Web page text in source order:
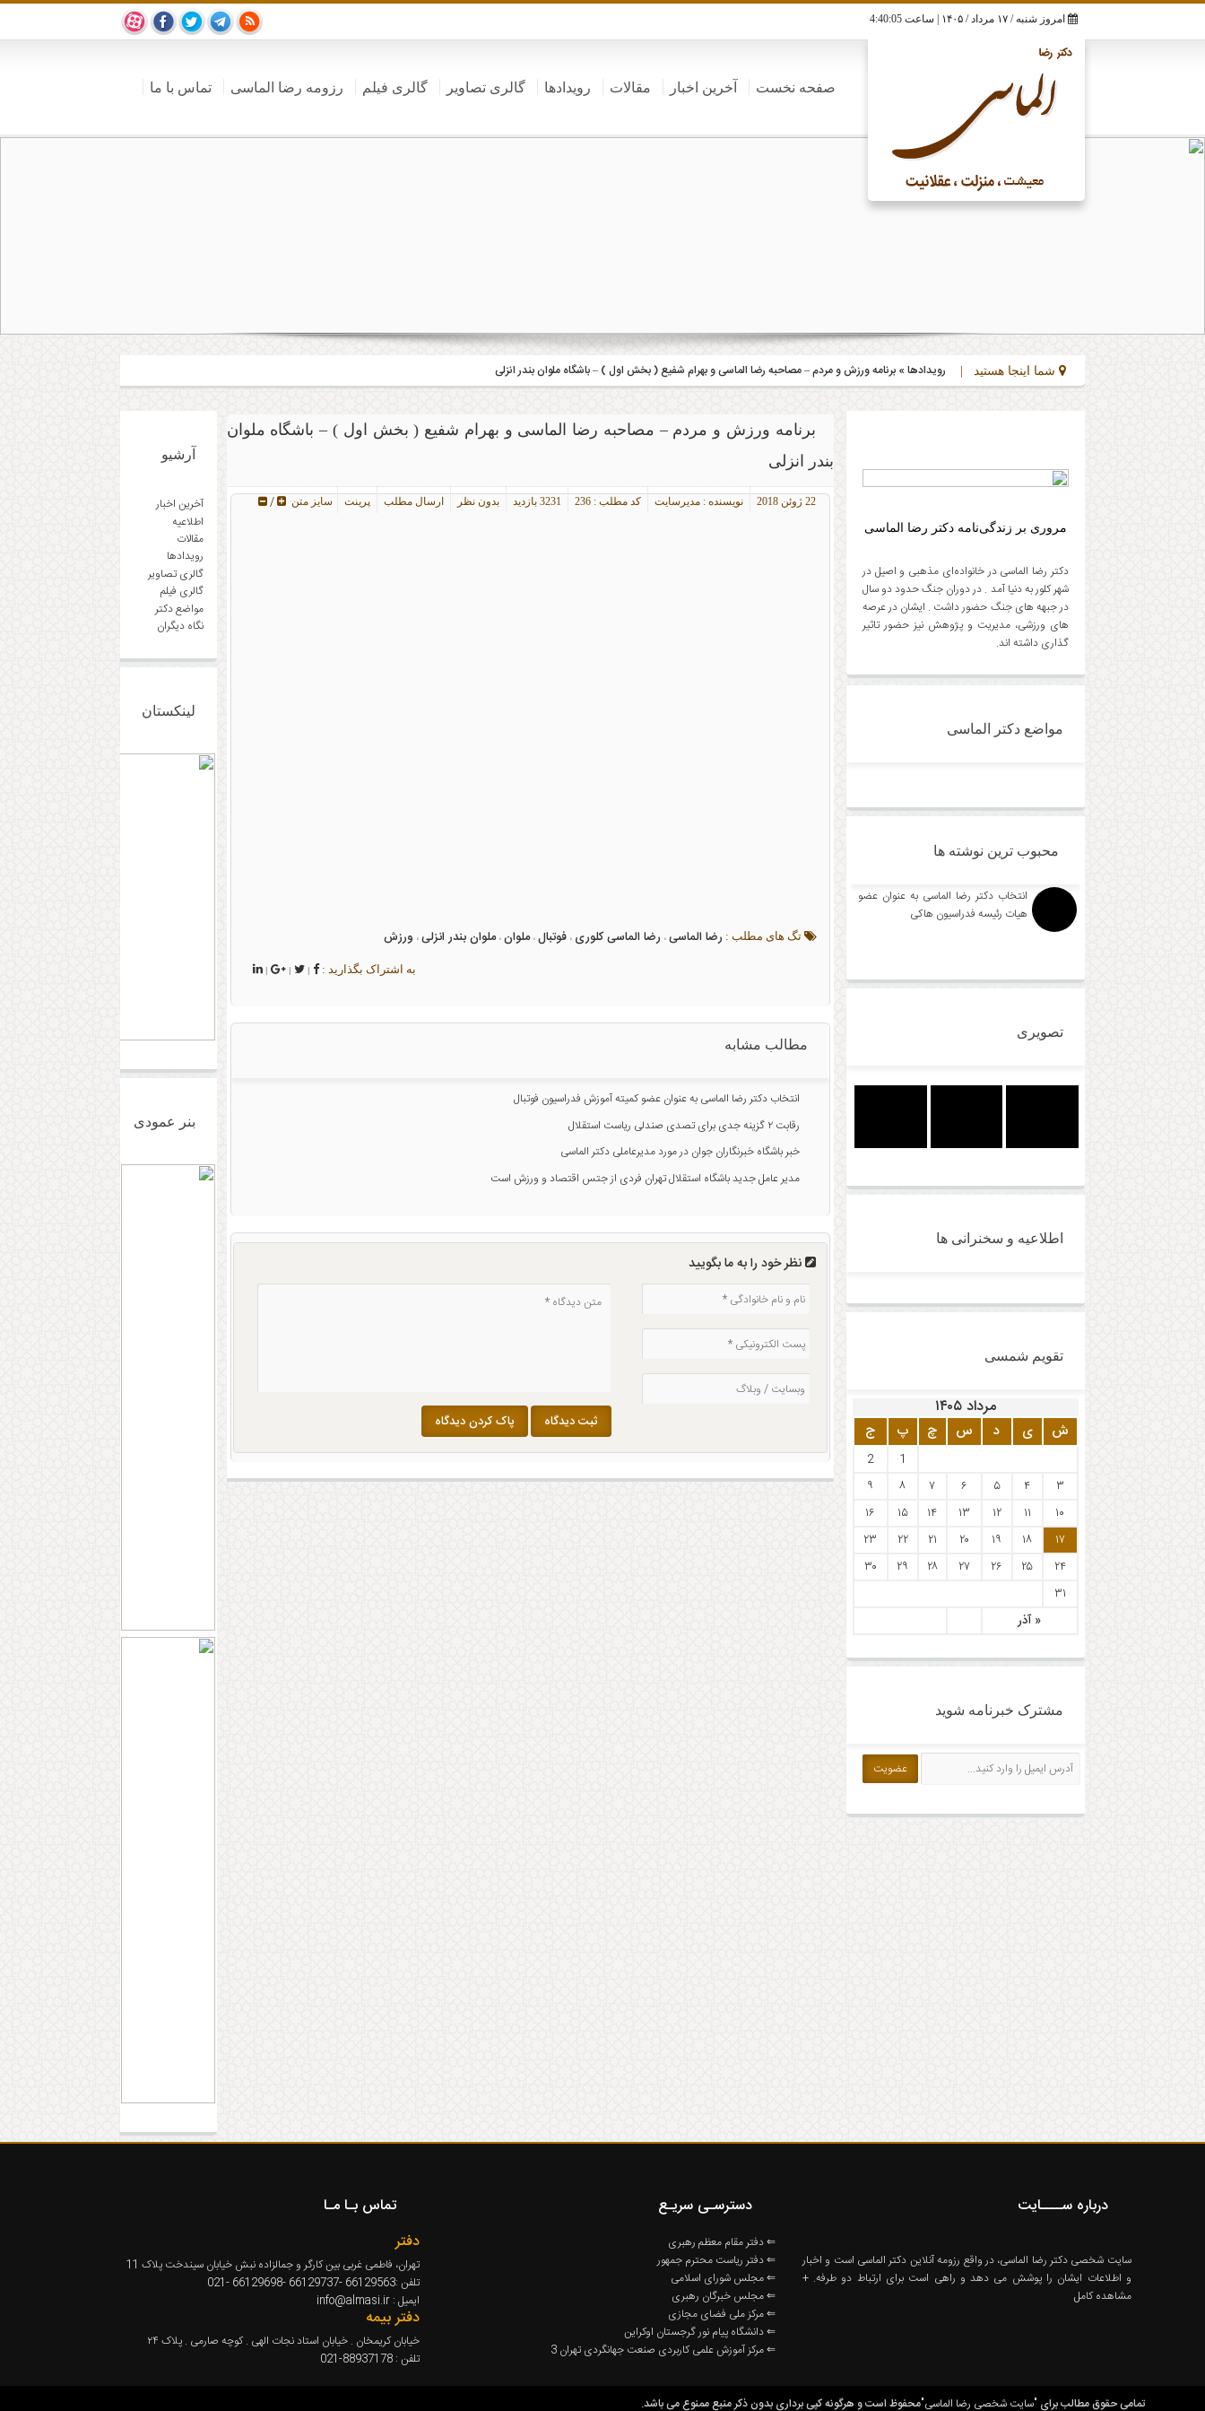
امروز شنبه / ۱۷ مرداد / ۱۴۰۵ | ساعت 4:40:05 فیسبوکآپارات
صفحه نخست آخرین اخبار مقالات رویدادها گالری تصاویر گالری فیلم رزومه رضا الماسی تماس با ما
شما اینجا هستید | رویدادها » برنامه ورزش و مردم – مصاحبه رضا الماسی و بهرام شفیع ( بخش اول ) – باشگاه ملوان بندر انزلی
مروری بر زندگی‌نامه دکتر رضا الماسی
دکتر رضا الماسی در خانواده‌ای مذهبی و اصیل در
شهر کلور به دنیا آمد . در دوران جنگ حدود دو سال
در جبهه های جنگ حضور داشت . ایشان در عرصه
های ورزشی، مدیریت و پژوهش نیز حضور تاثیر
گذاری داشته اند.
مواضع دکتر الماسی
محبوب ترین نوشته ها
انتخاب دکتر رضا الماسی به عنوان عضو
هیات رئیسه فدراسیون هاکی
تصویری
اطلاعیه و سخنرانی ها
تقویم شمسی
مرداد ۱۴۰۵
ش ی د س چ پ ج
« آذر
1
2
۳
۴ ۵ ۶ ۷ ۸
۹
۱۰
۱۱ ۱۲ ۱۳ ۱۴ ۱۵
۱۶
۱۷
۱۸ ۱۹ ۲۰ ۲۱ ۲۲
۲۳
۲۴
۲۵ ۲۶ ۲۷ ۲۸ ۲۹
۳۰
۳۱
مشترک خبرنامه شوید
آرشیو
آخرین اخبار
اطلاعیه
مقالات
رویدادها
گالری تصاویر
گالری فیلم
مواضع دکتر
نگاه دیگران
لینکستان
بنر عمودی
برنامه ورزش و مردم – مصاحبه رضا الماسی و بهرام شفیع ( بخش اول ) – باشگاه ملوان
بندر انزلی
22 ژوئن 2018 نویسنده : مدیرسایت کد مطلب : 236 3231 بازدید بدون نظر ارسال مطلب پرینت سایز متن /
تگ های مطلب : رضا الماسی، رضا الماسی کلوری ، فوتبال،ملوان،ملوان بندر انزلی، ورزش
به اشتراک بگذارید : |
|
|
مطالب مشابه
انتخاب دکتر رضا الماسی به عنوان عضو کمیته آموزش فدراسیون فوتبال
رقابت ۲ گزینه جدی برای تصدی صندلی ریاست استقلال
خبر باشگاه خبرنگاران جوان در مورد مدیرعاملی دکتر الماسی
مدیر عامل جدید باشگاه استقلال تهران فردی از جتس اقتصاد و ورزش است
نظر خود را به ما بگویید
درباره ســــایت
سایت شخصی دکتر رضا الماسی، در واقع رزومه آنلاین دکتر الماسی است و اخبار
و اطلاعات ایشان را پوشش می دهد و راهی است برای ارتباط دو طرفه. +
مشاهده کامل
دسترسـی سریـع
⇐ دفتر مقام معظم رهبری
⇐ دفتر ریاست محترم جمهور
⇐ مجلس شورای اسلامی
⇐ مجلس خبرگان رهبری
⇐ مرکز ملی فضای مجازی
⇐ دانشگاه پیام نور گرجستان اوکراین
⇐ مرکز آموزش علمی کاربردی صنعت جهانگردی تهران 3
تماس بـا مـا
دفتر
تهران، فاطمی غربی بین کارگر و جمالزاده نبش خیابان سیندخت پلاک 11
تلفن :66129563 -66129737 -66129698 -021
ايميل : info@almasi.ir
دفتر بیمه
خیابان کریمخان . خیابان استاد نجات الهی . کوچه صارمی . پلاک ۲۴
تلفن : 88937178-021
تمامی حقوق مطالب برای "سایت شخصی رضا الماسی"محفوظ است و هرگونه کپی برداری بدون ذکر منبع ممنوع می باشد.